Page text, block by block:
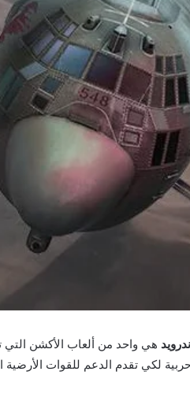
هي واحد من ألعاب الأكشن التي
لكي تقدم الدعم للقوات الأرضية